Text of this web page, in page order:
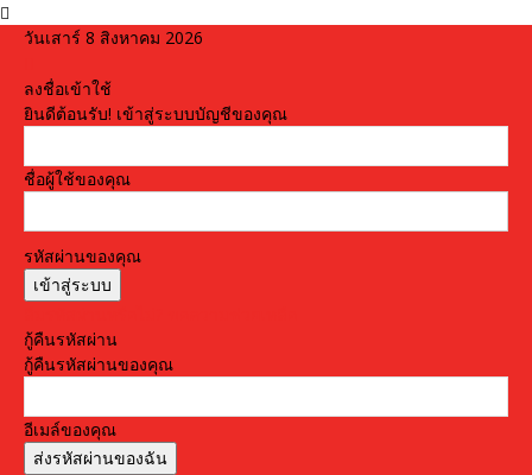
วันเสาร์ 8 สิงหาคม 2026
ลงชื่อเข้าใช้
ยินดีต้อนรับ! เข้าสู่ระบบบัญชีของคุณ
ชื่อผู้ใช้ของคุณ
รหัสผ่านของคุณ
กู้คืนรหัสผ่าน
กู้คืนรหัสผ่านของคุณ
อีเมล์ของคุณ